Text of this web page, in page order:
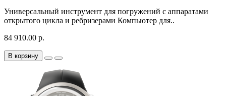
Универсальный инструмент для погружений с аппаратами
открытого цикла и ребризерами Компьютер для..
84 910.00 р.
В корзину